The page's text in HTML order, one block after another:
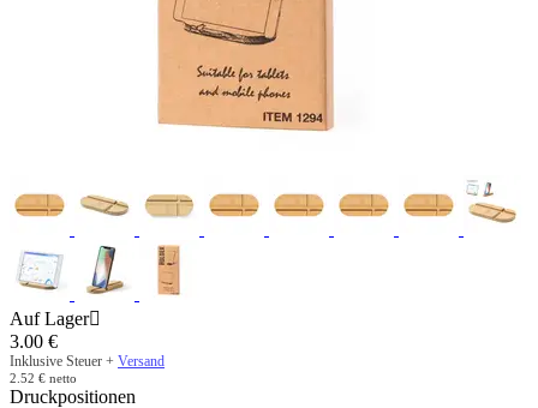
Auf Lager
3.00 €
Inklusive Steuer + Versand
2.52 € netto
Druckpositionen